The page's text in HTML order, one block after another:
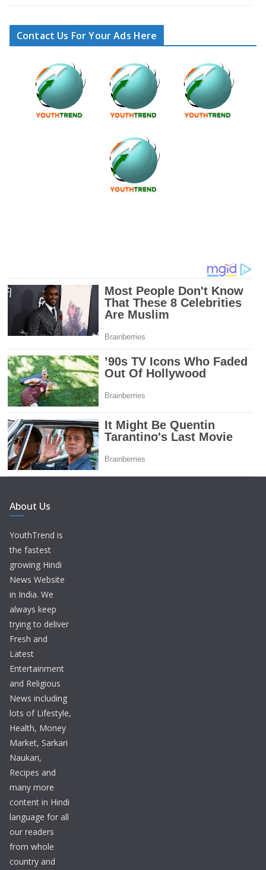
Contact Us For Your Ads Here
About Us
YouthTrend is
the fastest
growing Hindi
News Website
in India. We
always keep
trying to deliver
Fresh and
Latest
Entertainment
and Religious
News including
lots of Lifestyle,
Health, Money
Market, Sarkari
Naukari,
Recipes and
many more
content in Hindi
language for all
our readers
from whole
country and